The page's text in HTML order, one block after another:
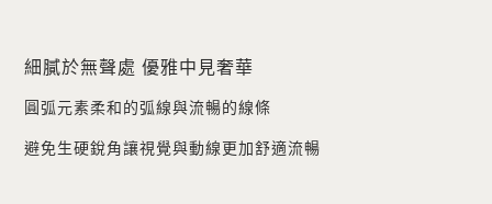
細膩於無聲處 優雅中見奢華
圓弧元素柔和的弧線與流暢的線條
避免生硬銳角讓視覺與動線更加舒適流暢